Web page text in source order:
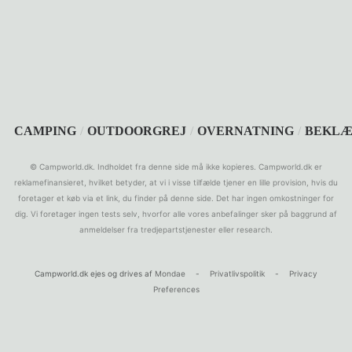
CAMPING / OUTDOORGREJ / OVERNATNING /
© Campworld.dk. Indholdet fra denne side må ikke kopieres. Campworld.dk er
reklamefinansieret, hvilket betyder, at vi i visse tilfælde tjener en lille provision, hvis du
foretager et køb via et link, du finder på denne side. Det har ingen omkostninger for
dig. Vi foretager ingen tests selv, hvorfor alle vores anbefalinger sker på baggrund af
anmeldelser fra tredjepartstjenester eller research.
Campworld.dk ejes og drives af Mondae - Privatlivspolitik -
Privacy
Preferences